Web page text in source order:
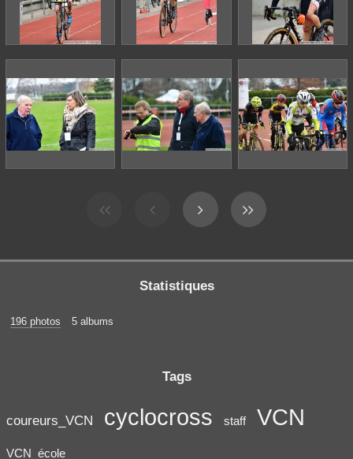
Statistiques
196 photos 5 albums
Tags
coureurs_VCN cyclocross staff VCN
VCN_école